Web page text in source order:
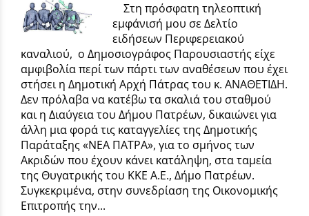
Στη πρόσφατη τηλεοπτική
εμφάνισή μου σε Δελτίο
ειδήσεων Περιφερειακού
καναλιού, ο Δημοσιογράφος Παρουσιαστής είχε
αμφιβολία περί των πάρτι των αναθέσεων που έχει
στήσει η Δημοτική Αρχή Πάτρας του κ. ΑΝΑΘΕΤΙΔΗ.
Δεν πρόλαβα να κατέβω τα σκαλιά του σταθμού
και η Διαύγεια του Δήμου Πατρέων, δικαιώνει για
άλλη μια φορά τις καταγγελίες της Δημοτικής
Παράταξης «ΝΕΑ ΠΑΤΡΑ», για το σμήνος των
Ακριδών που έχουν κάνει κατάληψη, στα ταμεία
της Θυγατρικής του ΚΚΕ Α.Ε., Δήμο Πατρέων.
Συγκεκριμένα, στην συνεδρίαση της Οικονομικής
Επιτροπής την...